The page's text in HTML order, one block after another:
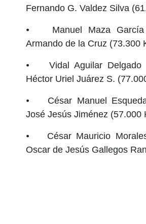
Fernando G. Valdez Silva
⦁ Manuel Maza García
Armando de la Cruz (73.300
⦁ Vidal Aguilar Delgado
Héctor Uriel Juárez S.
⦁ César Manuel
José Jesús Jiménez (57.000
⦁ César Mauricio
Oscar de Jesús Gallegos